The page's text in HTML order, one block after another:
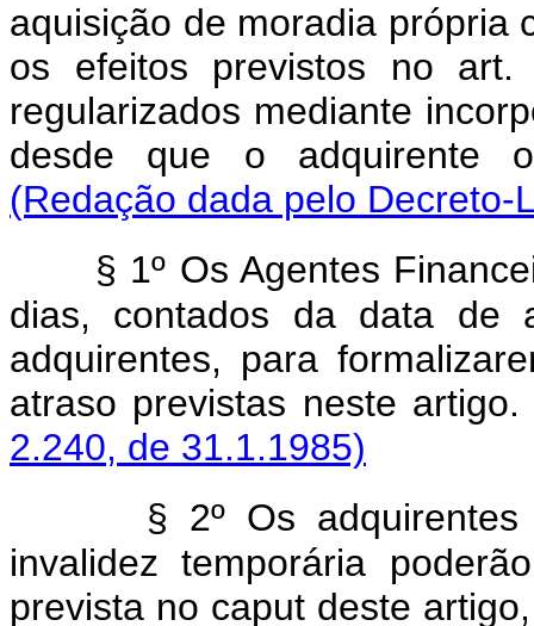
aquisição de moradia própria
os efeitos previstos no art.
regularizados mediante
desde que o adquirente
(Redação dada pelo Decreto-
§ 1º Os Agentes
dias, contados da data de
adquirentes, para
atraso previstas neste artigo.
2.240, de 31.1.1985)
§ 2º Os
invalidez temporária
prevista no caput deste